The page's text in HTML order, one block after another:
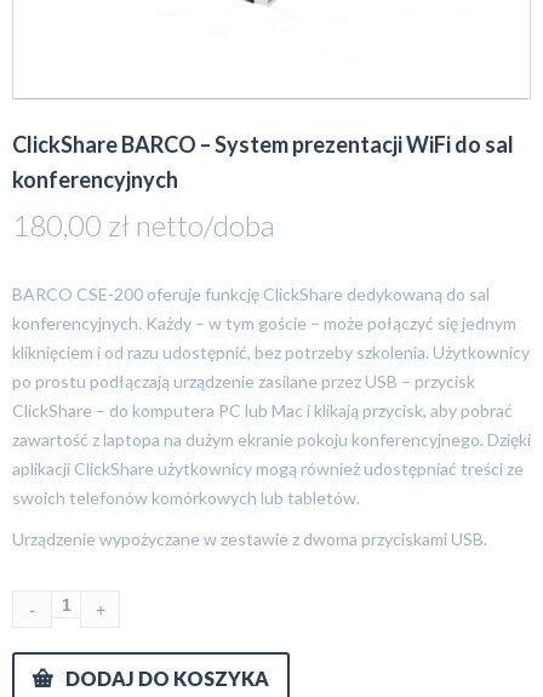
ClickShare BARCO – System prezentacji WiFi do sal
konferencyjnych
180,00 zł netto/doba
BARCO CSE-200 oferuje funkcję ClickShare dedykowaną do sal
konferencyjnych. Każdy – w tym goście – może połączyć się jednym
kliknięciem i od razu udostępnić, bez potrzeby szkolenia. Użytkownicy
po prostu podłączają urządzenie zasilane przez USB – przycisk
ClickShare – do komputera PC lub Mac i klikają przycisk, aby pobrać
zawartość z laptopa na dużym ekranie pokoju konferencyjnego. Dzięki
aplikacji ClickShare użytkownicy mogą również udostępniać treści ze
swoich telefonów komórkowych lub tabletów.
Urządzenie wypożyczane w zestawie z dwoma przyciskami USB.
DODAJ DO KOSZYKA